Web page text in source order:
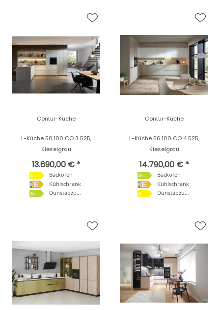
Contur-Küche
L-Küche 50.100 CO 3 525,
Kieselgrau
13.690,00 € *
Backofen
Kühlschrank
Dunstabzugshaube
Contur-Küche
L-Küche 56.100 CO 4 525,
Kieselgrau
14.790,00 € *
Backofen
Kühlschrank
Dunstabzugshaube